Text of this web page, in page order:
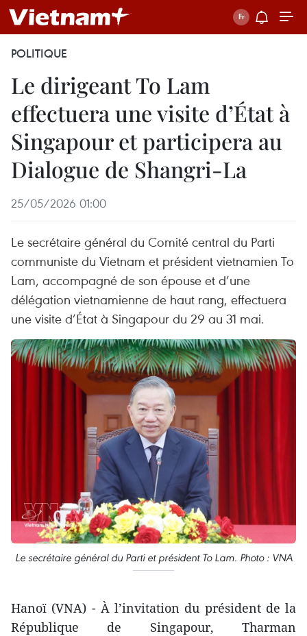
POLITIQUE
Le dirigeant To Lam
effectuera une visite d’État à
Singapour et participera au
Dialogue de Shangri-La
25/05/2026 01:00
Le secrétaire général du Comité central du Parti
communiste du Vietnam et président vietnamien To
Lam, accompagné de son épouse et d’une
délégation vietnamienne de haut rang, effectuera
une visite d’État à Singapour du 29 au 31 mai.
Le secrétaire général du Parti et président To Lam. Photo : VNA
Hanoï (VNA) - À l’invitation du président de la
République de Singapour, Tharman